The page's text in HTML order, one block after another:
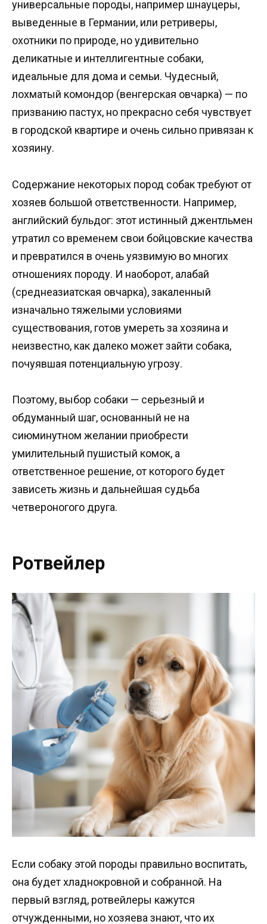
универсальные породы, например шнауцеры,
выведенные в Германии, или ретриверы,
охотники по природе, но удивительно
деликатные и интеллигентные собаки,
идеальные для дома и семьи. Чудесный,
лохматый комондор (венгерская овчарка) — по
призванию пастух, но прекрасно себя чувствует
в городской квартире и очень сильно привязан к
хозяину.
Содержание некоторых пород собак требуют от
хозяев большой ответственности. Например,
английский бульдог: этот истинный джентльмен
утратил со временем свои бойцовские качества
и превратился в очень уязвимую во многих
отношениях породу. И наоборот, алабай
(среднеазиатская овчарка), закаленный
изначально тяжелыми условиями
существования, готов умереть за хозяина и
неизвестно, как далеко может зайти собака,
почуявшая потенциальную угрозу.
Поэтому, выбор собаки — серьезный и
обдуманный шаг, основанный не на
сиюминутном желании приобрести
умилительный пушистый комок, а
ответственное решение, от которого будет
зависеть жизнь и дальнейшая судьба
четвероногого друга.
Ротвейлер
Если собаку этой породы правильно воспитать,
она будет хладнокровной и собранной. На
первый взгляд, ротвейлеры кажутся
отчужденными, но хозяева знают, что их